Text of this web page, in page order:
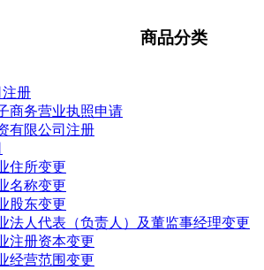
商品分类
注册
商务营业执照申请
有限公司注册
住所变更
名称变更
股东变更
法人代表（负责人）及董监事经理变更
注册资本变更
经营范围变更